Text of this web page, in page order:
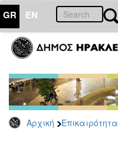
GR EN
Αρχική Επικαιρότητα
ΕΠΙΚΑΙΡΟΤΗΤΑ
-
Δημοπρασίες
Αρχείο
2026